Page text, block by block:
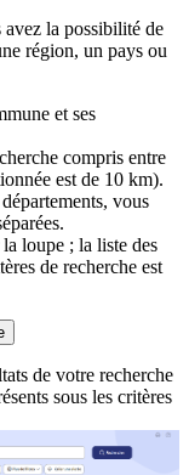
la possibilité de
région, un pays ou
et ses
compris entre
est de 10 km).
vous
loupe ; la liste des
de recherche est
de votre recherche
sous les critères